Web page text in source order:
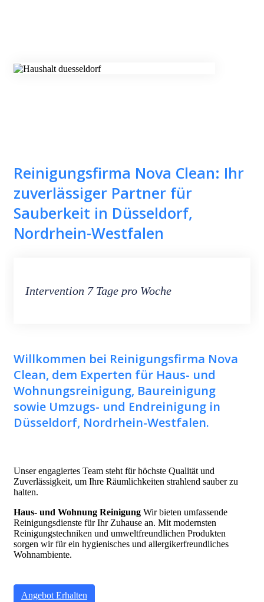
Reinigungsfirma Nova Clean: Ihr
zuverlässiger Partner für
Sauberkeit in Düsseldorf,
Nordrhein-Westfalen
Intervention 7 Tage pro Woche
Willkommen bei Reinigungsfirma Nova
Clean, dem Experten für Haus- und
Wohnungsreinigung, Baureinigung
sowie Umzugs- und Endreinigung in
Düsseldorf, Nordrhein-Westfalen.
Unser engagiertes Team steht für höchste Qualität und
Zuverlässigkeit, um Ihre Räumlichkeiten strahlend sauber zu
halten.
Haus- und Wohnung Reinigung Wir bieten umfassende
Reinigungsdienste für Ihr Zuhause an. Mit modernsten
Reinigungstechniken und umweltfreundlichen Produkten
sorgen wir für ein hygienisches und allergikerfreundliches
Wohnambiente.
Angebot Erhalten